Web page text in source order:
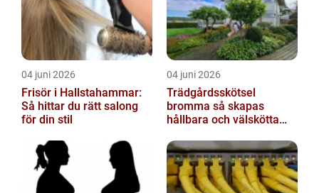
04 juni 2026
Frisör i Hallstahammar:
Så hittar du rätt salong
för din stil
04 juni 2026
Trädgårdsskötsel
bromma så skapas
hållbara och välskötta